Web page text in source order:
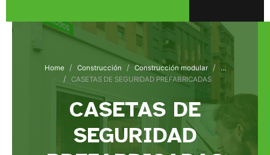
Home Construcción Construcción modular
...
CASETAS DE SEGURIDAD PREFABRICADAS
CASETAS DE
SEGURIDAD